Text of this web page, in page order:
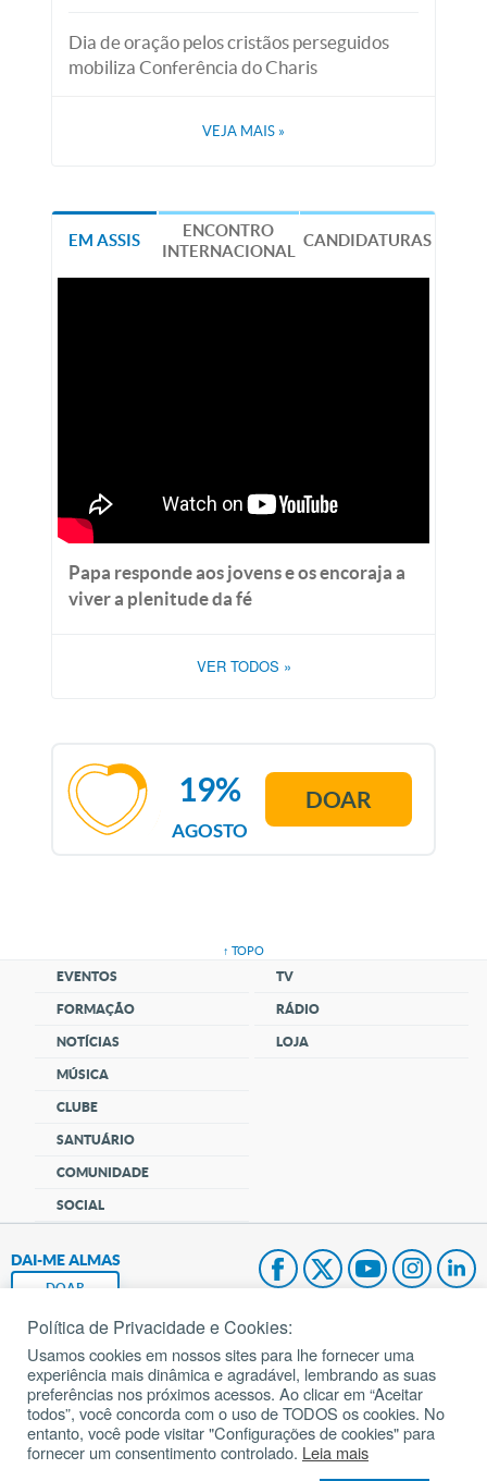
Dia de oração pelos cristãos perseguidos
mobiliza Conferência do Charis
VEJA MAIS »
EM ASSIS
ENCONTRO
INTERNACIONAL
CANDIDATURAS
Papa responde aos jovens e os encoraja a
viver a plenitude da fé
VER TODOS »
AGOSTO
19% DOAR
↑ TOPO
EVENTOS
FORMAÇÃO
NOTÍCIAS
MÚSICA
CLUBE
SANTUÁRIO
COMUNIDADE
SOCIAL
TV
RÁDIO
LOJA
DAI-ME ALMAS
DOAR
Fundação João Paulo II
Pedido de Oração
Mapa do site
Política de Privacidade e Cookies:
Usamos cookies em nossos sites para lhe fornecer uma
experiência mais dinâmica e agradável, lembrando as suas
preferências nos próximos acessos. Ao clicar em “Aceitar
todos”, você concorda com o uso de TODOS os cookies. No
entanto, você pode visitar "Configurações de cookies" para
fornecer um consentimento controlado. Leia mais